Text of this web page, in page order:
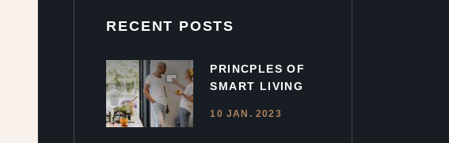
RECENT POSTS
PRINCPLES OF
SMART LIVING
10 JAN. 2023